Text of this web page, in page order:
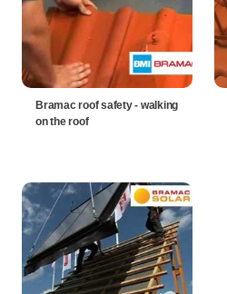
Bramac roof safety - walking
on the roof